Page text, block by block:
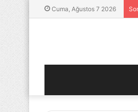
Cuma, Ağustos 7 2026